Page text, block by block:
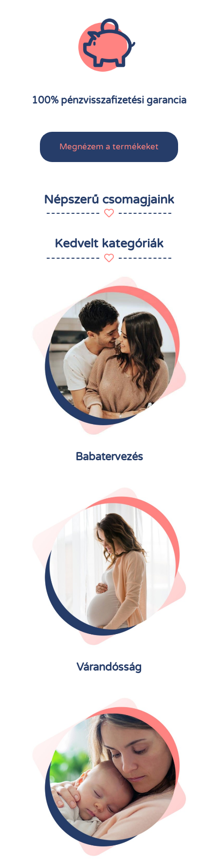
100% pénzvisszafizetési garancia
Megnézem a termékeket
Népszerű csomagjaink
Kedvelt kategóriák
Babatervezés
Várandósság